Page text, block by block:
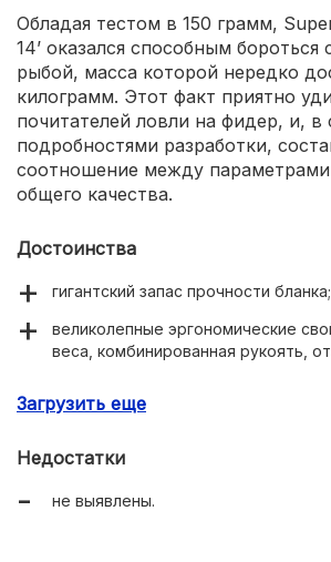
Обладая тестом в 150 грамм,
14’ оказался способным бороться
рыбой, масса которой нередко
килограмм. Этот факт приятно
почитателей ловли на фидер, и, в
подробностями разработки,
соотношение между
общего качества.
Достоинства
гигантский запас прочности бланка;
великолепные эргономические
веса, комбинированная рукоять,
Загрузить еще
Недостатки
не выявлены.